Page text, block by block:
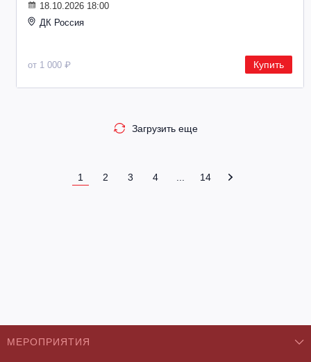
18.10.2026 18:00
ДК Россия
от 1 000 ₽ Купить
Загрузить еще
1 2 3 4 14
МЕРОПРИЯТИЯ